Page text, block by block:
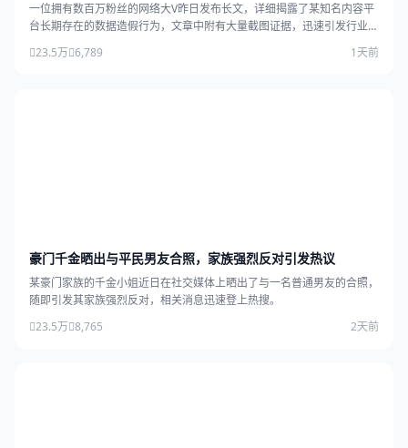
一位拥有数百万粉丝的网络大V昨日发布长文，详细揭露了某知名内容平
台长期存在的数据造假行为，文章中附有大量截图证据，迅速引发行业广
23.5万 6,789 1天前
豪门千金晒出与平民男友合照，家族强烈反对引发热议
某豪门家族的千金小姐近日在社交媒体上晒出了与一名普通男友的合照，
随即引发其家族强烈反对，相关消息迅速登上热搜。
23.5万 8,765 2天前